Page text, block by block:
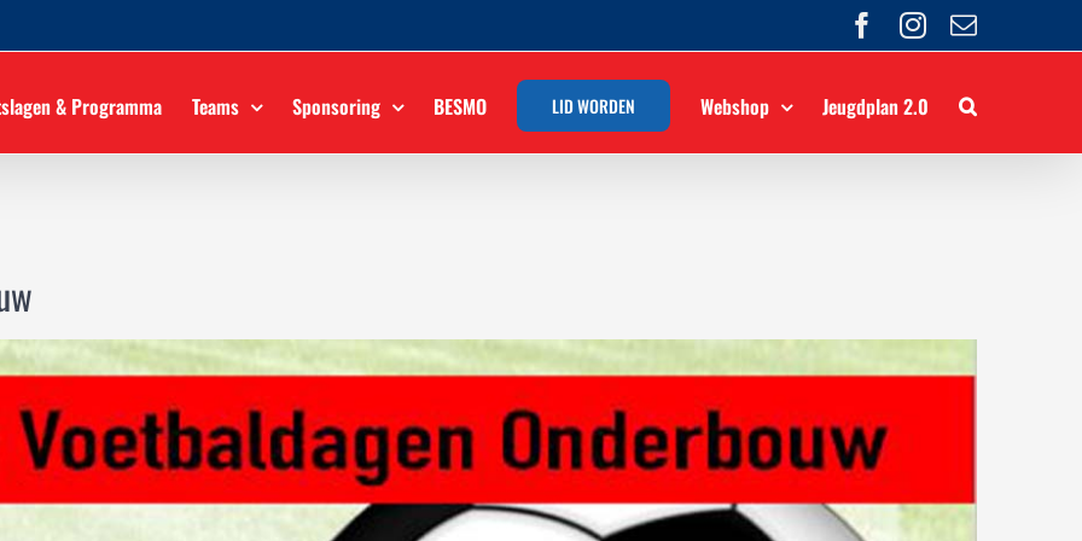
Facebook
Instagram
E-
mail
& Programma Teams Sponsoring BESMO LID WORDEN Webshop Jeugdplan 2.0